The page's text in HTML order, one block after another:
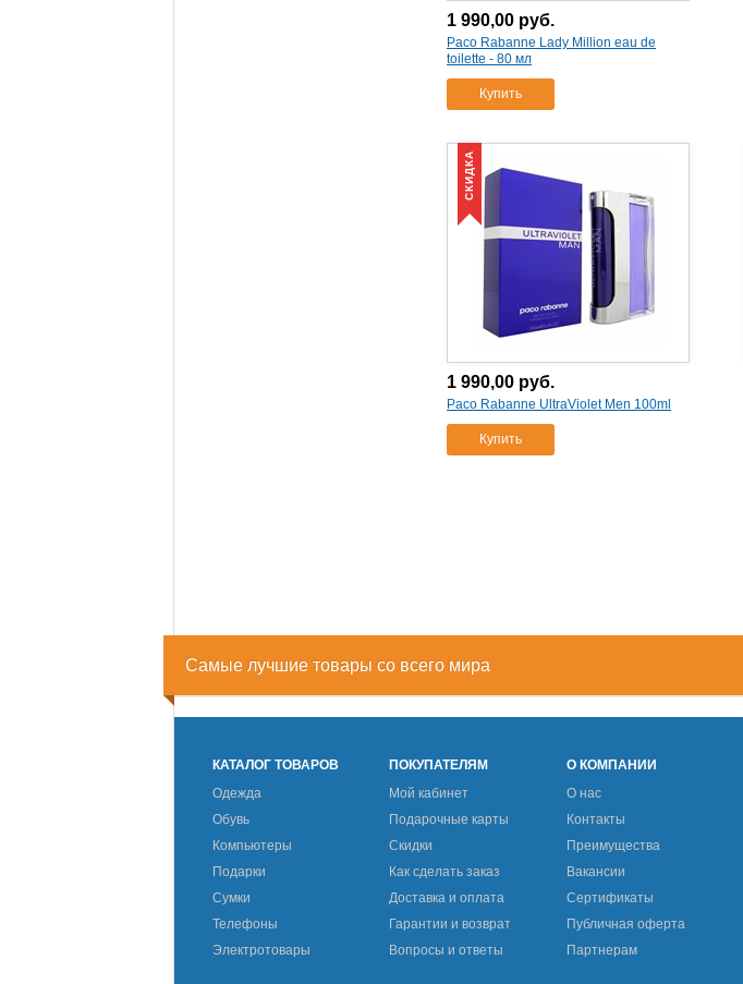
1 990,00 руб.
Paco Rabanne Lady Million eau de
toilette - 80 мл
Купить
СКИДКА
1 990,00 руб.
Paco Rabanne UltraViolet Men 100ml
Купить
Самые лучшие товары со всего мира
КАТАЛОГ ТОВАРОВ
Одежда
Обувь
Компьютеры
Подарки
Сумки
Телефоны
Электротовары
ПОКУПАТЕЛЯМ
Мой кабинет
Подарочные карты
Скидки
Как сделать заказ
Доставка и оплата
Гарантии и возврат
Вопросы и ответы
О КОМПАНИИ
О нас
Контакты
Преимущества
Вакансии
Сертификаты
Публичная оферта
Партнерам